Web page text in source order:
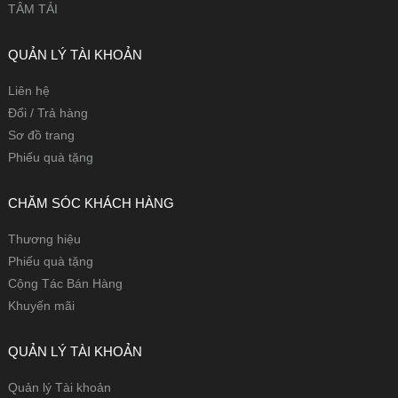
TÂM TẢI
QUẢN LÝ TÀI KHOẢN
Liên hệ
Đổi / Trả hàng
Sơ đồ trang
Phiếu quà tặng
CHĂM SÓC KHÁCH HÀNG
Thương hiệu
Phiếu quà tặng
Cộng Tác Bán Hàng
Khuyến mãi
QUẢN LÝ TÀI KHOẢN
Quản lý Tài khoản